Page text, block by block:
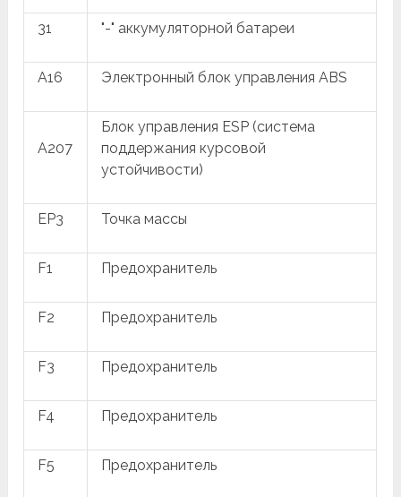
31 "-" аккумуляторной батареи
A16 Электронный блок управления ABS
A207
Блок управления ESP (система
поддержания курсовой
устойчивости)
EP3 Точка массы
F1 Предохранитель
F2 Предохранитель
F3 Предохранитель
F4 Предохранитель
F5 Предохранитель